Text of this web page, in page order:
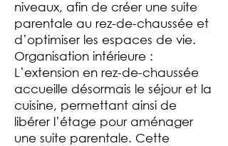
niveaux, afin de créer une suite
parentale au rez-de-chaussée et
d’optimiser les espaces de vie.
Organisation intérieure :
L’extension en rez-de-chaussée
accueille désormais le séjour et la
cuisine, permettant ainsi de
libérer l’étage pour aménager
une suite parentale. Cette